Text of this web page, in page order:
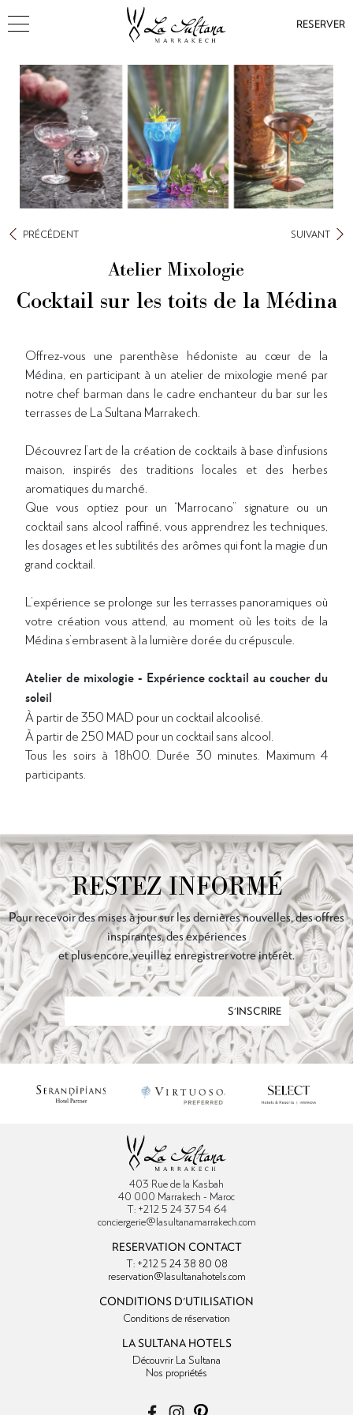
RESERVER
Atelier Mixologie
Cocktail sur les toits de la Médina
PRÉCÉDENT SUIVANT
Offrez-vous une parenthèse hédoniste au cœur de la
Médina, en participant à un atelier de mixologie mené par
notre chef barman dans le cadre enchanteur du bar sur les
terrasses de La Sultana Marrakech.
Découvrez l’art de la création de cocktails à base d’infusions
maison, inspirés des traditions locales et des herbes
aromatiques du marché.
Que vous optiez pour un “Marrocano” signature ou un
cocktail sans alcool raffiné, vous apprendrez les techniques,
les dosages et les subtilités des arômes qui font la magie d’un
grand cocktail.
L’expérience se prolonge sur les terrasses panoramiques où
votre création vous attend, au moment où les toits de la
Médina s’embrasent à la lumière dorée du crépuscule.
Atelier de mixologie - Expérience cocktail au coucher du
soleil
À partir de 350 MAD pour un cocktail alcoolisé.
À partir de 250 MAD pour un cocktail sans alcool.
Tous les soirs à 18h00. Durée 30 minutes. Maximum 4
participants.
RESTEZ INFORMÉ
Pour recevoir des mises à jour sur les dernières nouvelles, des offres
inspirantes, des expériences
et plus encore, veuillez enregistrer votre intérêt.
S'INSCRIRE
403 Rue de la Kasbah
40 000 Marrakech - Maroc
T: +212 5 24 37 54 64
conciergerie@lasultanamarrakech.com
RESERVATION CONTACT
T: +212 5 24 38 80 08
reservation@lasultanahotels.com
CONDITIONS D'UTILISATION
Conditions de réservation
LA SULTANA HOTELS
Découvrir La Sultana
Nos propriétés